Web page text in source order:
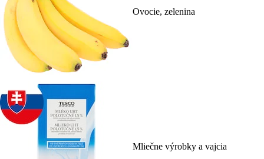
Ovocie, zelenina
Mliečne výrobky a vajcia